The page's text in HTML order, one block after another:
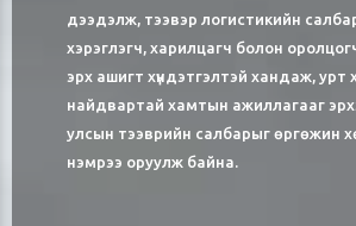
дээдэлж, тээвэр логистикийн
хэрэглэгч, харилцагч болон
эрх ашигт хүндэтгэлтэй хандаж, урт
найдвартай хамтын ажиллагааг
улсын тээврийн салбарыг өргөжин
нэмрээ оруулж байна.